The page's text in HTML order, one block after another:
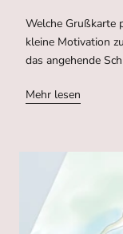
Welche Grußkarte
kleine Motivation
das angehende
Mehr lesen